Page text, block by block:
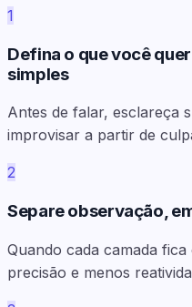
1
Defina o que você
simples
Antes de falar, esclareça
improvisar a partir de
2
Separe observação,
Quando cada camada
precisão e menos